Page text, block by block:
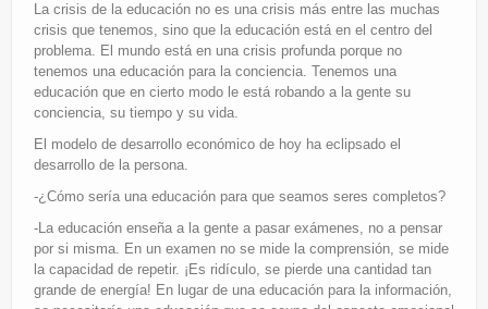
La crisis de la educación no es una crisis más entre las muchas
crisis que tenemos, sino que la educación está en el centro del
problema. El mundo está en una crisis profunda porque no
tenemos una educación para la conciencia. Tenemos una
educación que en cierto modo le está robando a la gente su
conciencia, su tiempo y su vida.
El modelo de desarrollo económico de hoy ha eclipsado el
desarrollo de la persona.
-¿Cómo sería una educación para que seamos seres completos?
-La educación enseña a la gente a pasar exámenes, no a pensar
por si misma. En un examen no se mide la comprensión, se mide
la capacidad de repetir. ¡Es ridículo, se pierde una cantidad tan
grande de energía! En lugar de una educación para la información,